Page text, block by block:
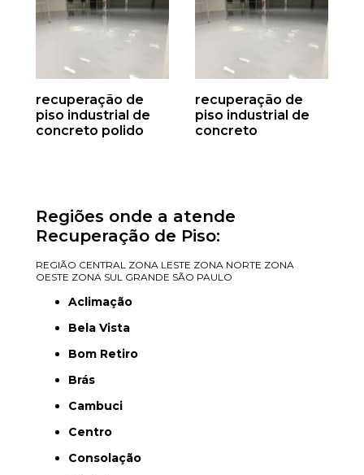
recuperação de
piso industrial de
concreto polido
recuperação de
piso industrial de
concreto
Regiões onde a atende
Recuperação de Piso:
REGIÃO CENTRAL ZONA LESTE ZONA NORTE ZONA
OESTE ZONA SUL GRANDE SÃO PAULO
Aclimação
Bela Vista
Bom Retiro
Brás
Cambuci
Centro
Consolação